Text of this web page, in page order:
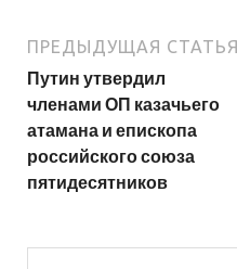
ПРЕДЫДУЩАЯ СТАТЬЯ
Путин утвердил
членами ОП казачьего
атамана и епископа
российского союза
пятидесятников